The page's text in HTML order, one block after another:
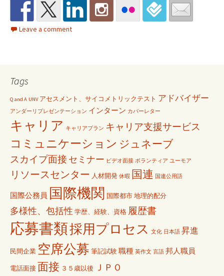
Leave a comment
Tags
Q and A UNV アセスメント、サイコメトリックテスト アドバイザー
アンダーリプレゼンテーション インターン カバーレター
キャリア キャリアプラン キャリア支援サービス
コミュニケーション ジュネーブ
スカイプ面接セミナー ビデオ面接 ボランティア ユーモア
リソースセンター 人材開発 休暇 国連 国連公用語
国際公務員 国際機関 国際都市地理的配分
多様性、包括性 学歴、経験、資格 履歴書
応募書類採用プロセス 文化 日本語 昇進
民間企業 空席公募 筆記試験職種 英作文 言語 邦人職員
電話面接面接 ３５歳以後 ＪＰＯ